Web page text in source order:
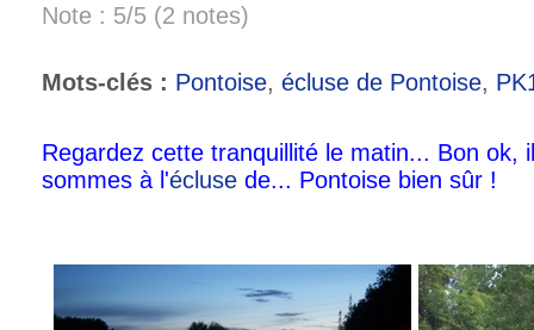
Note : 5/5 (2 notes)
Mots-clés : Pontoise, écluse de Pontoise,
Regardez cette tranquillité le matin... Bon ok,
sommes à l'écluse de... Pontoise bien sûr !